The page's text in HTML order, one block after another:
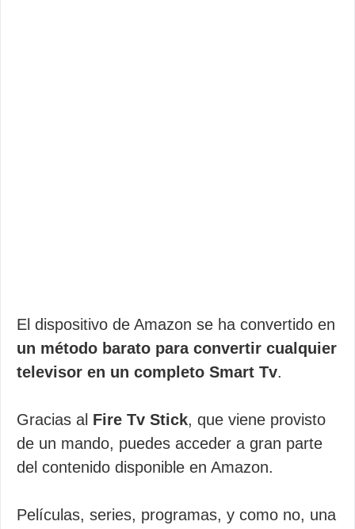
El dispositivo de Amazon se ha convertido en
un método barato para convertir cualquier
televisor en un completo Smart Tv.
Gracias al Fire Tv Stick, que viene provisto
de un mando, puedes acceder a gran parte
del contenido disponible en Amazon.
Películas, series, programas, y como no, una